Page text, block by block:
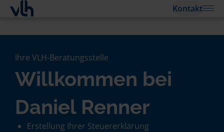
Kontakt
Ihre VLH-Beratungsstelle
Willkommen bei
Daniel Renner
Erstellung Ihrer Steuererklärung